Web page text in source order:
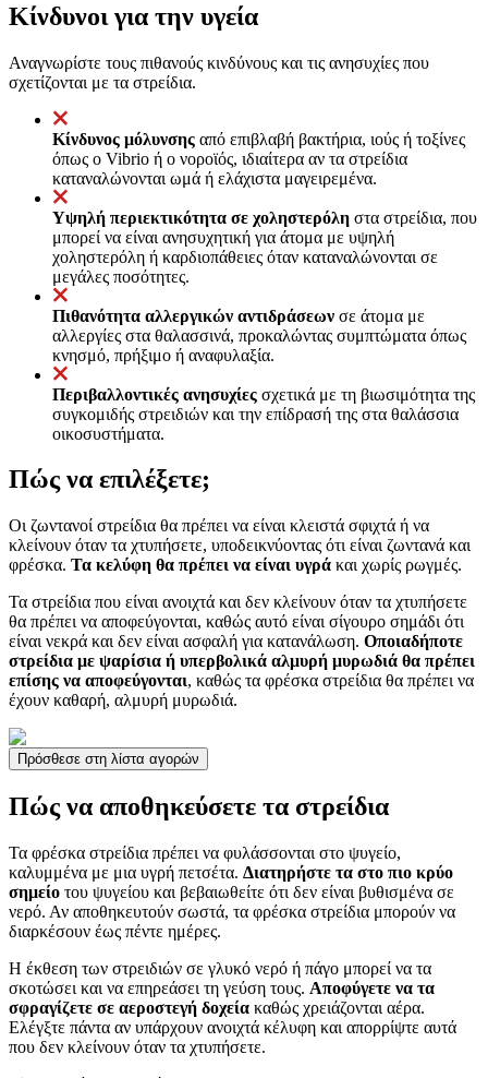
Κίνδυνοι για την υγεία
Αναγνωρίστε τους πιθανούς κινδύνους και τις ανησυχίες που
σχετίζονται με τα στρείδια.
Κίνδυνος μόλυνσης από επιβλαβή βακτήρια, ιούς ή τοξίνες
όπως ο Vibrio ή ο νοροϊός, ιδιαίτερα αν τα στρείδια
καταναλώνονται ωμά ή ελάχιστα μαγειρεμένα.
Υψηλή περιεκτικότητα σε χοληστερόλη στα στρείδια, που
μπορεί να είναι ανησυχητική για άτομα με υψηλή
χοληστερόλη ή καρδιοπάθειες όταν καταναλώνονται σε
μεγάλες ποσότητες.
Πιθανότητα αλλεργικών αντιδράσεων σε άτομα με
αλλεργίες στα θαλασσινά, προκαλώντας συμπτώματα όπως
κνησμό, πρήξιμο ή αναφυλαξία.
Περιβαλλοντικές ανησυχίες σχετικά με τη βιωσιμότητα της
συγκομιδής στρειδιών και την επίδρασή της στα θαλάσσια
οικοσυστήματα.
Πώς να επιλέξετε;
Οι ζωντανοί στρείδια θα πρέπει να είναι κλειστά σφιχτά ή να
κλείνουν όταν τα χτυπήσετε, υποδεικνύοντας ότι είναι ζωντανά και
φρέσκα. Τα κελύφη θα πρέπει να είναι υγρά και χωρίς ρωγμές.
Τα στρείδια που είναι ανοιχτά και δεν κλείνουν όταν τα χτυπήσετε
θα πρέπει να αποφεύγονται, καθώς αυτό είναι σίγουρο σημάδι ότι
είναι νεκρά και δεν είναι ασφαλή για κατανάλωση. Οποιαδήποτε
στρείδια με ψαρίσια ή υπερβολικά αλμυρή μυρωδιά θα πρέπει
επίσης να αποφεύγονται, καθώς τα φρέσκα στρείδια θα πρέπει να
έχουν καθαρή, αλμυρή μυρωδιά.
Πρόσθεσε στη λίστα αγορών
Πώς να αποθηκεύσετε τα στρείδια
Τα φρέσκα στρείδια πρέπει να φυλάσσονται στο ψυγείο,
καλυμμένα με μια υγρή πετσέτα. Διατηρήστε τα στο πιο κρύο
σημείο του ψυγείου και βεβαιωθείτε ότι δεν είναι βυθισμένα σε
νερό. Αν αποθηκευτούν σωστά, τα φρέσκα στρείδια μπορούν να
διαρκέσουν έως πέντε ημέρες.
Η έκθεση των στρειδιών σε γλυκό νερό ή πάγο μπορεί να τα
σκοτώσει και να επηρεάσει τη γεύση τους. Αποφύγετε να τα
σφραγίζετε σε αεροστεγή δοχεία καθώς χρειάζονται αέρα.
Ελέγξτε πάντα αν υπάρχουν ανοιχτά κέλυφη και απορρίψτε αυτά
που δεν κλείνουν όταν τα χτυπήσετε.